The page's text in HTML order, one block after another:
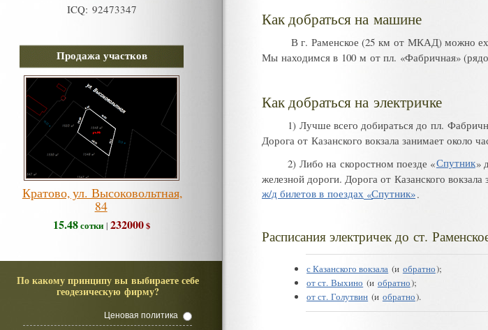
ICQ: 92473347
Продажа участков
Кратово, ул. Высоковольтная,
84
15.48сотки | 232000$
По какому принципу вы выбираете себе
геодезическую фирму?
Ценовая политика
Как добраться на машине
В г. Раменское (25 км от МКАД) можно
Мы находимся в 100 м от пл. «Фабричная» (
Как добраться на электричке
1) Лучше всего добираться до пл.
Дорога от Казанского вокзала занимает около
2) Либо на скоростном поезде «Спутник»
железной дороги. Дорога от Казанского
ж/д билетов в поездах «Спутник».
Расписания электричек до ст.
с Казанского вокзала (и обратно);
от ст. Выхино (и обратно);
от ст. Голутвин (и обратно).